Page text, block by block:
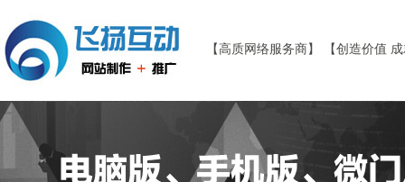
【高质网络服务商】 【创造价值